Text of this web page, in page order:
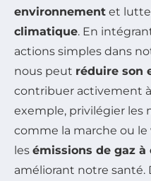
environnement et
climatique. En
actions simples dans
nous peut réduire son
contribuer activement
exemple, privilégier les
comme la marche ou
les émissions de gaz à
améliorant notre santé.